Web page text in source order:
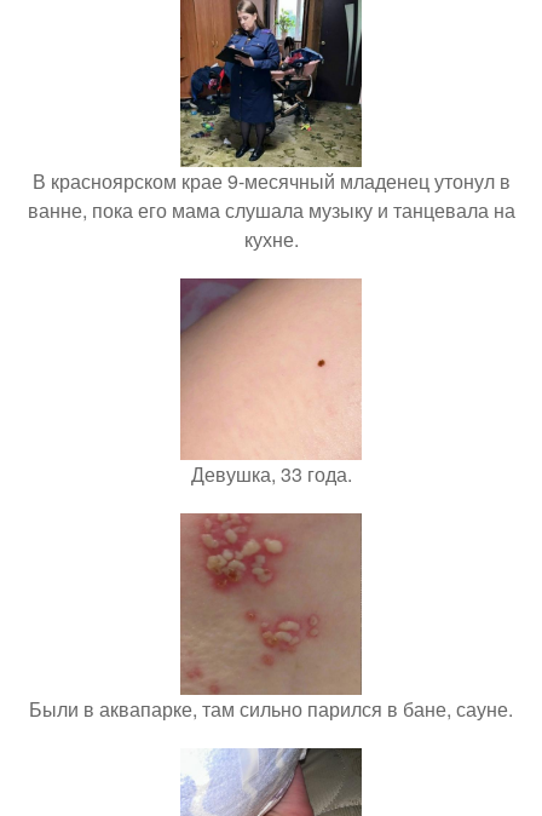
В красноярском крае 9-месячный младенец утонул в
ванне, пока его мама слушала музыку и танцевала на
кухне.
Девушка, 33 года.
Были в аквапарке, там сильно парился в бане, сауне.